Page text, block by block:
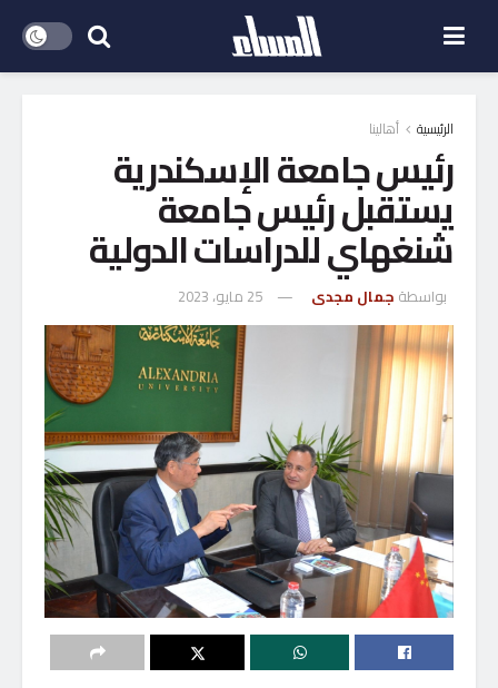
الرئيسية أهالينا
رئيس جامعة الإسكندرية
يستقبل رئيس جامعة
شنغهاي للدراسات الدولية
بواسطة جمال مجدى 25 مايو، 2023